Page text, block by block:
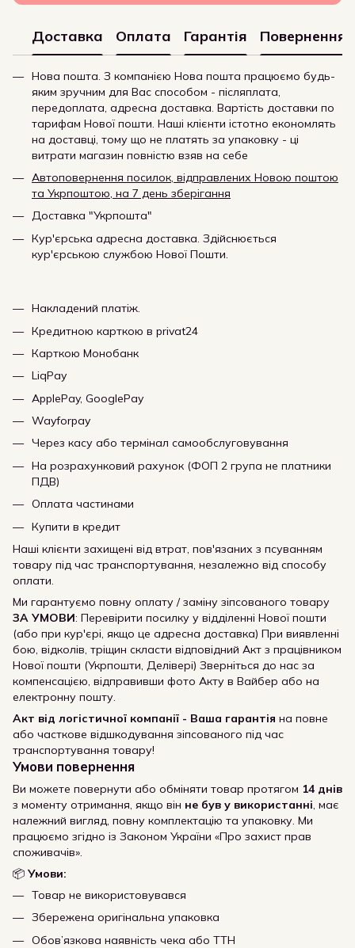
Доставка Оплата Гарантія Повернення
Нова пошта. З компанією Нова пошта працюємо будь-
яким зручним для Вас способом - післяплата,
передоплата, адресна доставка. Вартість доставки по
тарифам Нової пошти. Наші клієнти істотно економлять
на доставці, тому що не платять за упаковку - ці
витрати магазин повністю взяв на себе
Автоповернення посилок, відправлених Новою поштою
та Укрпоштою, на 7 день зберігання
Доставка "Укрпошта"
Кур'єрська адресна доставка. Здійснюється
кур'єрською службою Нової Пошти.
Накладений платіж.
Кредитною карткою в privat24
Карткою Монобанк
LiqPay
ApplePay, GooglePay
Wayforpay
Через касу або термінал самообслуговування
На розрахунковий рахунок (ФОП 2 група не платники
ПДВ)
Оплата частинами
Купити в кредит
Наші клієнти захищені від втрат, пов'язаних з псуванням
товару під час транспортування, незалежно від способу
оплати.
Ми гарантуємо повну оплату / заміну зіпсованого товару
ЗА УМОВИ: Перевірити посилку у відділенні Нової пошти
(або при кур'єрі, якщо це адресна доставка) При виявленні
бою, відколів, тріщин скласти відповідний Акт з працівником
Нової пошти (Укрпошти, Делівері) Зверніться до нас за
компенсацією, відправивши фото Акту в Вайбер або на
електронну пошту.
Акт від логістичної компанії - Ваша гарантія на повне
або часткове відшкодування зіпсованого під час
транспортування товару!
Умови повернення
Ви можете повернути або обміняти товар протягом 14 днів
з моменту отримання, якщо він не був у використанні, має
належний вигляд, повну комплектацію та упаковку. Ми
працюємо згідно із Законом України «Про захист прав
споживачів».
📦 Умови:
Товар не використовувався
Збережена оригінальна упаковка
Обов’язкова наявність чека або ТТН